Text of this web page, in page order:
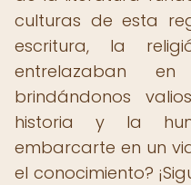
culturas de esta
escritura, la
entrelazaban
brindándonos
historia y la
embarcarte en un
el conocimiento?